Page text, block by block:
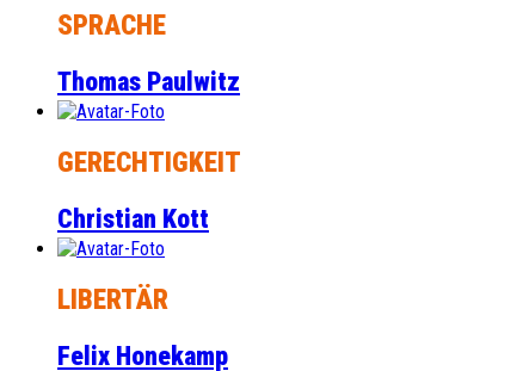
SPRACHE
Thomas Paulwitz
GERECHTIGKEIT
Christian Kott
LIBERTÄR
Felix Honekamp